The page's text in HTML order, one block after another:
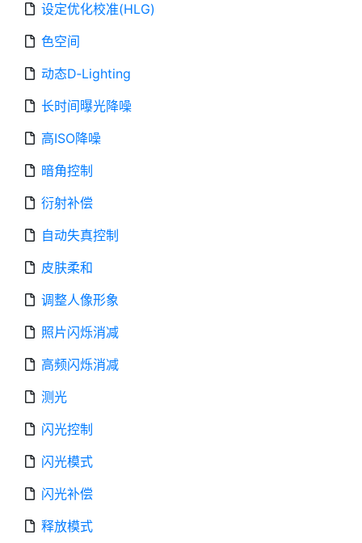
设定优化校准(HLG)
色空间
动态D‑Lighting
长时间曝光降噪
高ISO降噪
暗角控制
衍射补偿
自动失真控制
皮肤柔和
调整人像形象
照片闪烁消减
高频闪烁消减
测光
闪光控制
闪光模式
闪光补偿
释放模式